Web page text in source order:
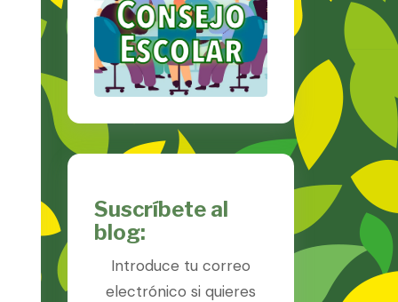
Suscríbete al
blog:
Introduce tu correo
electrónico si quieres